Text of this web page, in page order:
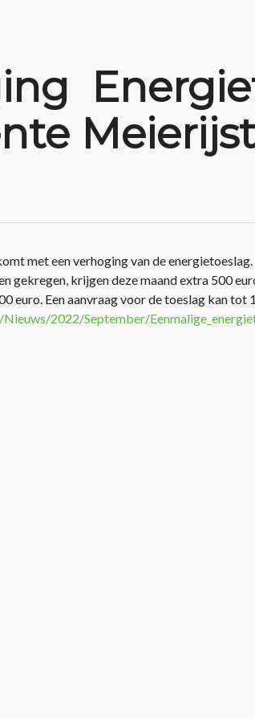
met een verhoging van de
gekregen, krijgen deze maand extra 500
euro. Een aanvraag voor de toeslag kan tot
2022/September/